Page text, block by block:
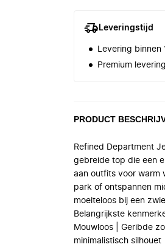
Leveringstijd
Levering
Premium
PRODUCT
Refined Department
gebreide top die een
aan outfits voor warm
park of ontspannen
moeiteloos bij een
Belangrijkste
Mouwloos | Geribde
minimalistisch silhouet